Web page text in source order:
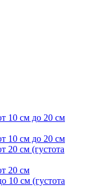
10 см до 20 см
10 см до 20 см
20 см (густота
20 см
10 см (густота